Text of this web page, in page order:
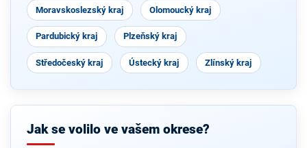
Moravskoslezský kraj Olomoucký kraj
Pardubický kraj Plzeňský kraj
Středočeský kraj Ústecký kraj Zlínský kraj
Jak se volilo ve vašem okrese?